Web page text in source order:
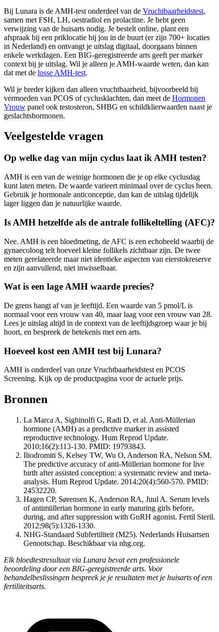
Bij Lunara is de AMH-test onderdeel van de Vruchtbaarheidstest,
samen met FSH, LH, oestradiol en prolactine. Je hebt geen
verwijzing van de huisarts nodig. Je bestelt online, plant een
afspraak bij een priklocatie bij jou in de buurt (er zijn 700+ locaties
in Nederland) en ontvangt je uitslag digitaal, doorgaans binnen
enkele werkdagen. Een BIG-geregistreerde arts geeft per marker
context bij je uitslag. Wil je alleen je AMH-waarde weten, dan kan
dat met de losse AMH-test.
Wil je breder kijken dan alleen vruchtbaarheid, bijvoorbeeld bij
vermoeden van PCOS of cyclusklachten, dan meet de Hormonen
Vrouw panel ook testosteron, SHBG en schildklierwaarden naast je
geslachtshormonen.
Veelgestelde vragen
Op welke dag van mijn cyclus laat ik AMH testen?
AMH is een van de weinige hormonen die je op elke cyclusdag
kunt laten meten. De waarde varieert minimaal over de cyclus heen.
Gebruik je hormonale anticonceptie, dan kan de uitslag tijdelijk
lager liggen dan je natuurlijke waarde.
Is AMH hetzelfde als de antrale follikeltelling (AFC)?
Nee. AMH is een bloedmeting, de AFC is een echobeeld waarbij de
gynaecoloog telt hoeveel kleine follikels zichtbaar zijn. De twee
meten gerelateerde maar niet identieke aspecten van eierstokreserve
en zijn aanvullend, niet inwisselbaar.
Wat is een lage AMH waarde precies?
De grens hangt af van je leeftijd. Een waarde van 5 pmol/L is
normaal voor een vrouw van 40, maar laag voor een vrouw van 28.
Lees je uitslag altijd in de context van de leeftijdsgroep waar je bij
hoort, en bespreek de betekenis met een arts.
Hoeveel kost een AMH test bij Lunara?
AMH is onderdeel van onze Vruchtbaarheidstest en PCOS
Screening. Kijk op de productpagina voor de actuele prijs.
Bronnen
La Marca A, Sighinolfi G, Radi D, et al. Anti-Müllerian
hormone (AMH) as a predictive marker in assisted
reproductive technology. Hum Reprod Update.
2010;16(2):113-130. PMID: 19793843.
Iliodromiti S, Kelsey TW, Wu O, Anderson RA, Nelson SM.
The predictive accuracy of anti-Müllerian hormone for live
birth after assisted conception: a systematic review and meta-
analysis. Hum Reprod Update. 2014;20(4):560-570. PMID:
24532220.
Hagen CP, Sørensen K, Anderson RA, Juul A. Serum levels
of antimüllerian hormone in early maturing girls before,
during, and after suppression with GnRH agonist. Fertil Steril.
2012;98(5):1326-1330.
NHG-Standaard Subfertiliteit (M25). Nederlands Huisartsen
Genootschap. Beschikbaar via nhg.org.
Elk bloedtestresultaat via Lunara bevat een professionele
beoordeling door een BIG-geregistreerde arts. Voor
behandelbeslissingen bespreek je je resultaten met je huisarts of een
fertiliteitsarts.